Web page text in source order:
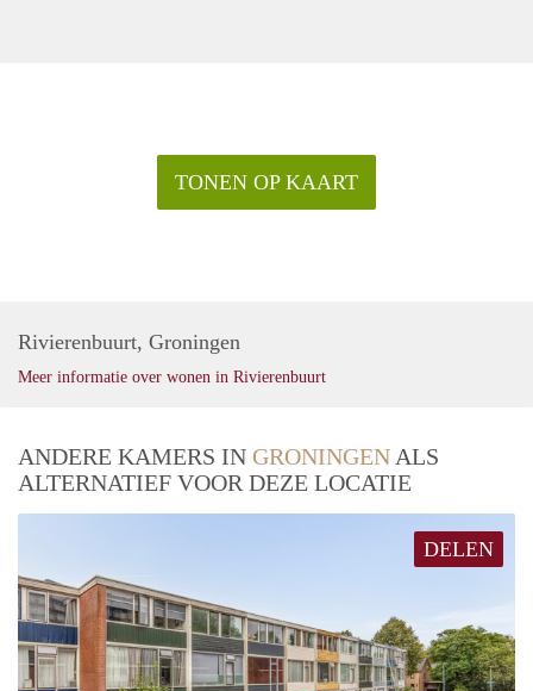
TONEN OP KAART
Rivierenbuurt, Groningen
Meer informatie over wonen in Rivierenbuurt
ANDERE KAMERS IN GRONINGEN ALS
ALTERNATIEF VOOR DEZE LOCATIE
DELEN